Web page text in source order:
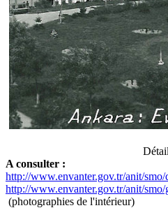
Détail
A consulter :
http://www.envanter.gov.tr/anit/smo/
http://www.envanter.gov.tr/anit/smo/
(photographies de l'intérieur)